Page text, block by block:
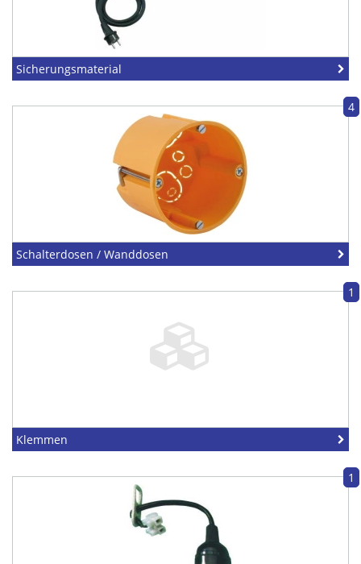
Sicherungsmaterial
4
Schalterdosen / Wanddosen
1
Klemmen
1